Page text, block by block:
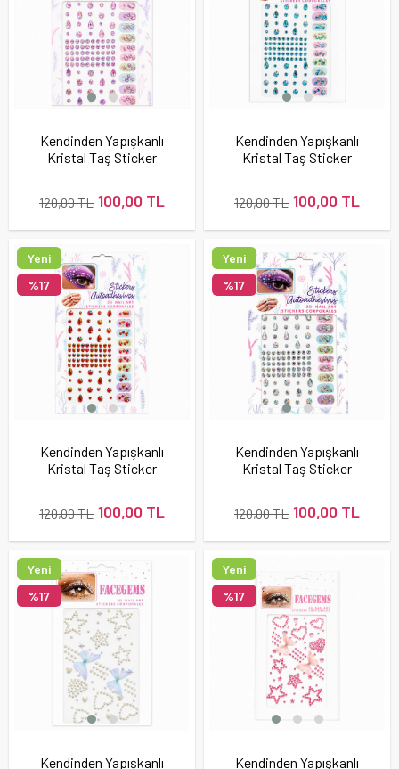
Kendinden Yapışkanlı
Kristal Taş Sticker
100,00 TL
120,00 TL
Kendinden Yapışkanlı
Kristal Taş Sticker
100,00 TL
120,00 TL
Kendinden Yapışkanlı
Kristal Taş Sticker
100,00 TL
120,00 TL
Yeni
Ürün
%17
Kendinden Yapışkanlı
Kristal Taş Sticker
100,00 TL
120,00 TL
Yeni
Ürün
%17
Kendinden Yapışkanlı
Yeni
Ürün
%17
Kendinden Yapışkanlı
Yeni
Ürün
%17